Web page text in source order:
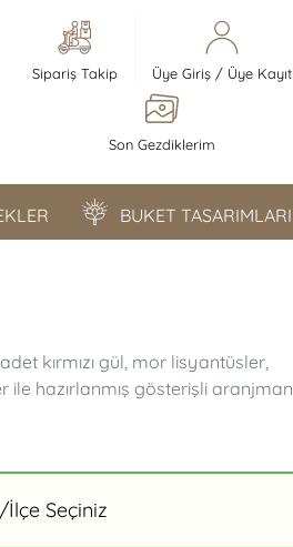
Sipariş Takip Üye Giriş/ Üye Kayıt
Son Gezdiklerim
BUKET TASARIMLARI
kırmızı gül, mor lisyantüsler,
hazırlanmış gösterişli aranjman
Seçiniz